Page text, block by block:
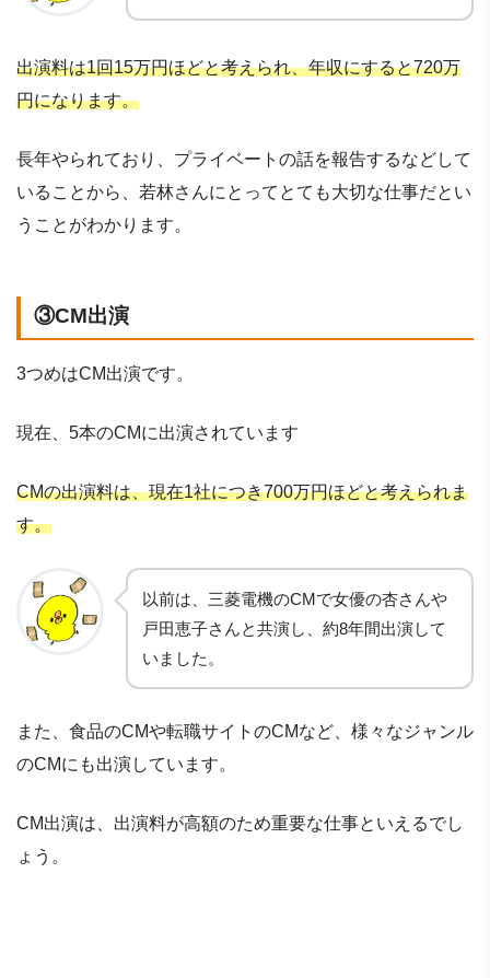
出演料は1回15万円ほどと考えられ、年収にすると720万
円になります。
長年やられており、プライベートの話を報告するなどして
いることから、若林さんにとってとても大切な仕事だとい
うことがわかります。
③CM出演
3つめはCM出演です。
現在、5本のCMに出演されています
CMの出演料は、現在1社につき700万円ほどと考えられま
す。
以前は、三菱電機のCMで女優の杏さんや
戸田恵子さんと共演し、約8年間出演して
いました。
また、食品のCMや転職サイトのCMなど、様々なジャンル
のCMにも出演しています。
CM出演は、出演料が高額のため重要な仕事といえるでし
ょう。